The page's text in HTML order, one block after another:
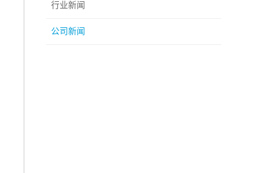
行业新闻
公司新闻